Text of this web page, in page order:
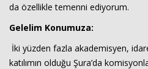
da özellikle temenni ediyorum.
Gelelim Konumuza:
İki yüzden fazla akademisyen,
katılımın olduğu Şura’da